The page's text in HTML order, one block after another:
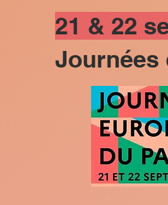
21 & 22
Journées